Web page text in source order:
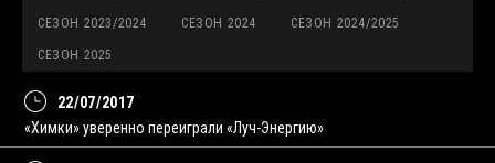
СЕЗОН 2023/2024 СЕЗОН 2024 СЕЗОН 2024/2025
СЕЗОН 2025
22/07/2017
«Химки» уверенно переиграли «Луч-Энергию»